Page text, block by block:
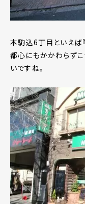
本駒込6丁目といえば
都心にもかかわらず
いですね。